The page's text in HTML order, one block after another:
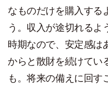
なものだけを購入する
う。収入が途切れるよ
時期なので、安定感は
からと散財を続けてい
も。将来の備えに回す